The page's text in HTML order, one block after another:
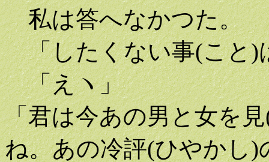
私は答へなかつた。
「したくない事(こと)
「えヽ」
「君は今あの男と女を
ね。あの冷評(ひやかし